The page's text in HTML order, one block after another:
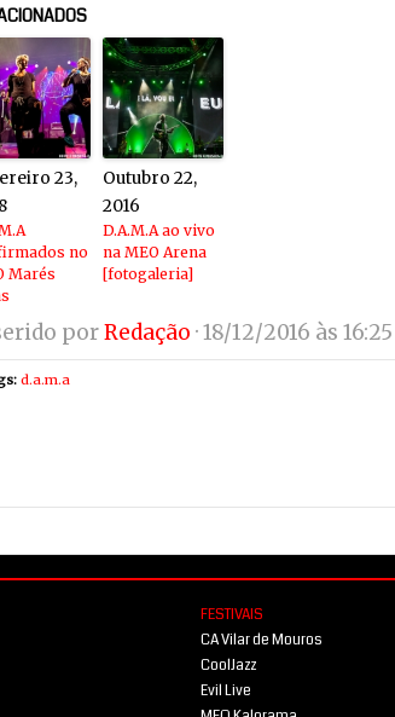
23,
no
Marés
Outubro 22,
2016
D.A.M.A ao vivo
na MEO Arena
[fotogaleria]
porRedação · 18/12/2016 às 16:25
d.a.m.a
FESTIVAIS
CA Vilar de Mouros
CoolJazz
Evil Live